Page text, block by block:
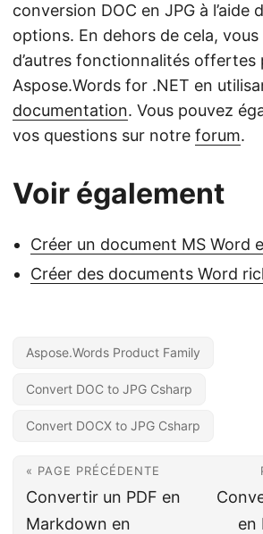
conversion DOC en JPG à l’aide
options. En dehors de cela,
d’autres fonctionnalités offertes
Aspose.Words for .NET en
documentation. Vous pouvez
vos questions sur notre forum.
Voir également
Créer un document MS Word
Créer des documents Word
Aspose.Words Product Family
Convert DOC to JPG Csharp
Convert DOCX to JPG Csharp
« PAGE PRÉCÉDENTE
Convertir un PDF en
Markdown en
en